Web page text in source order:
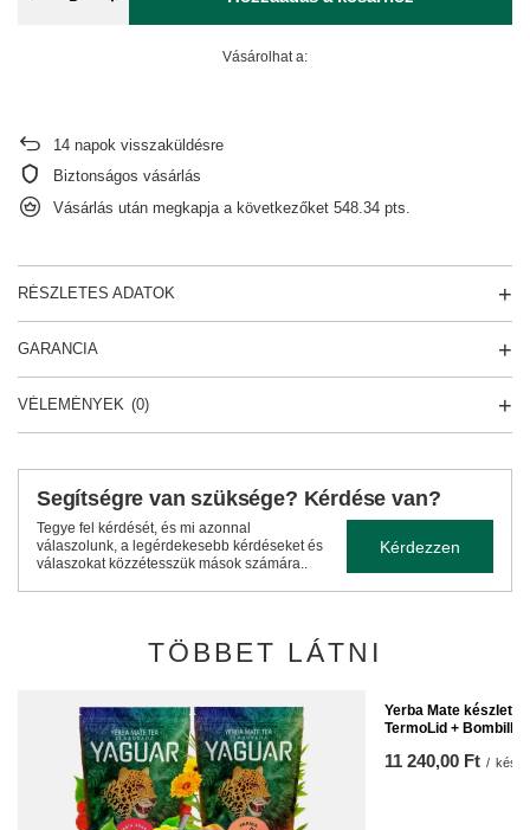
Vásárolhat a:
14 napok visszaküldésre
Biztonságos vásárlás
Vásárlás után megkapja a következőket 548.34 pts.
RÉSZLETES ADATOK
GARANCIA
VÉLEMÉNYEK (0)
Segítségre van szüksége? Kérdése van?
Tegye fel kérdését, és mi azonnal
válaszolunk, a legérdekesebb kérdéseket és
válaszokat közzétesszük mások számára..
Kérdezzen
TÖBBET LÁTNI
Yerba Mate készlet:
TermoLid + Bombilla
11 240,00 Ft /